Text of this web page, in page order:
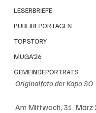
LESERBRIEFE
PUBLIREPORTAGEN
TOPSTORY
MUGA'26
GEMEINDEPORTRÄTS
Originalfoto der Kapo SO
Am Mittwoch, 31. März